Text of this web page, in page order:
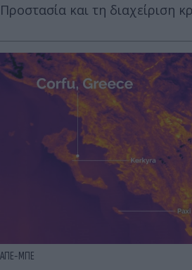
Προστασία και τη διαχείριση
ΑΠΕ-ΜΠΕ